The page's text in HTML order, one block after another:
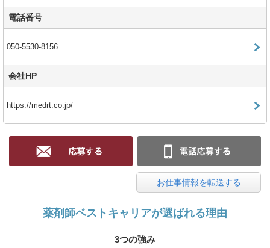
電話番号
050-5530-8156
会社HP
https://medrt.co.jp/
お仕事情報を転送する
薬剤師ベストキャリアが選ばれる理由
3つの強み